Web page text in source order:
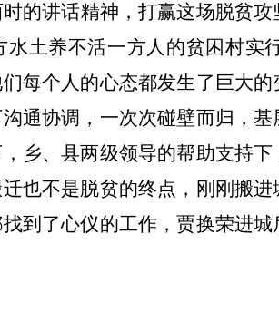
的讲话精神，打赢这场脱贫
土养不活一方人的贫困村实
每个人的心态都发生了巨大
通协调，一次次碰壁而归，
乡、县两级领导的帮助支持
也不是脱贫的终点，刚刚搬
到了心仪的工作，贾换荣进